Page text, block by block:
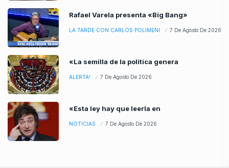
Rafael Varela presenta «Big Bang»
LA TARDE CON CARLOS POLIMENI 7 De Agosto De 2026
«La semilla de la política genera
ALERTA! 7 De Agosto De 2026
«Esta ley hay que leerla en
NOTICIAS 7 De Agosto De 2026